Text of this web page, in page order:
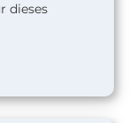
dieses